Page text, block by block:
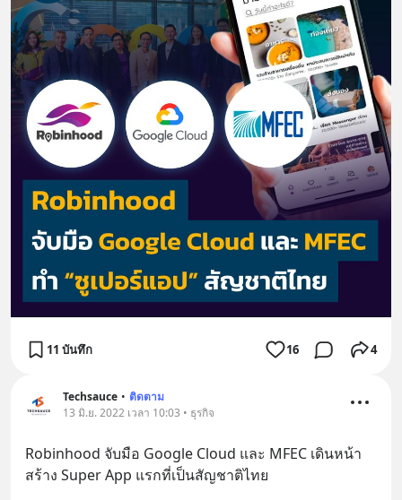
11 บันทึก 16 4
Techsauce • ติดตาม
13 มิ.ย. 2022 เวลา 10:03 • ธุรกิจ
Robinhood จับมือ Google Cloud และ MFEC เดินหน้า
สร้าง Super App แรกที่เป็นสัญชาติไทย